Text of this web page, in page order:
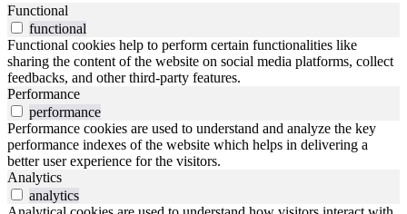
Functional
functional
Functional cookies help to perform certain functionalities like
sharing the content of the website on social media platforms, collect
feedbacks, and other third-party features.
Performance
performance
Performance cookies are used to understand and analyze the key
performance indexes of the website which helps in delivering a
better user experience for the visitors.
Analytics
analytics